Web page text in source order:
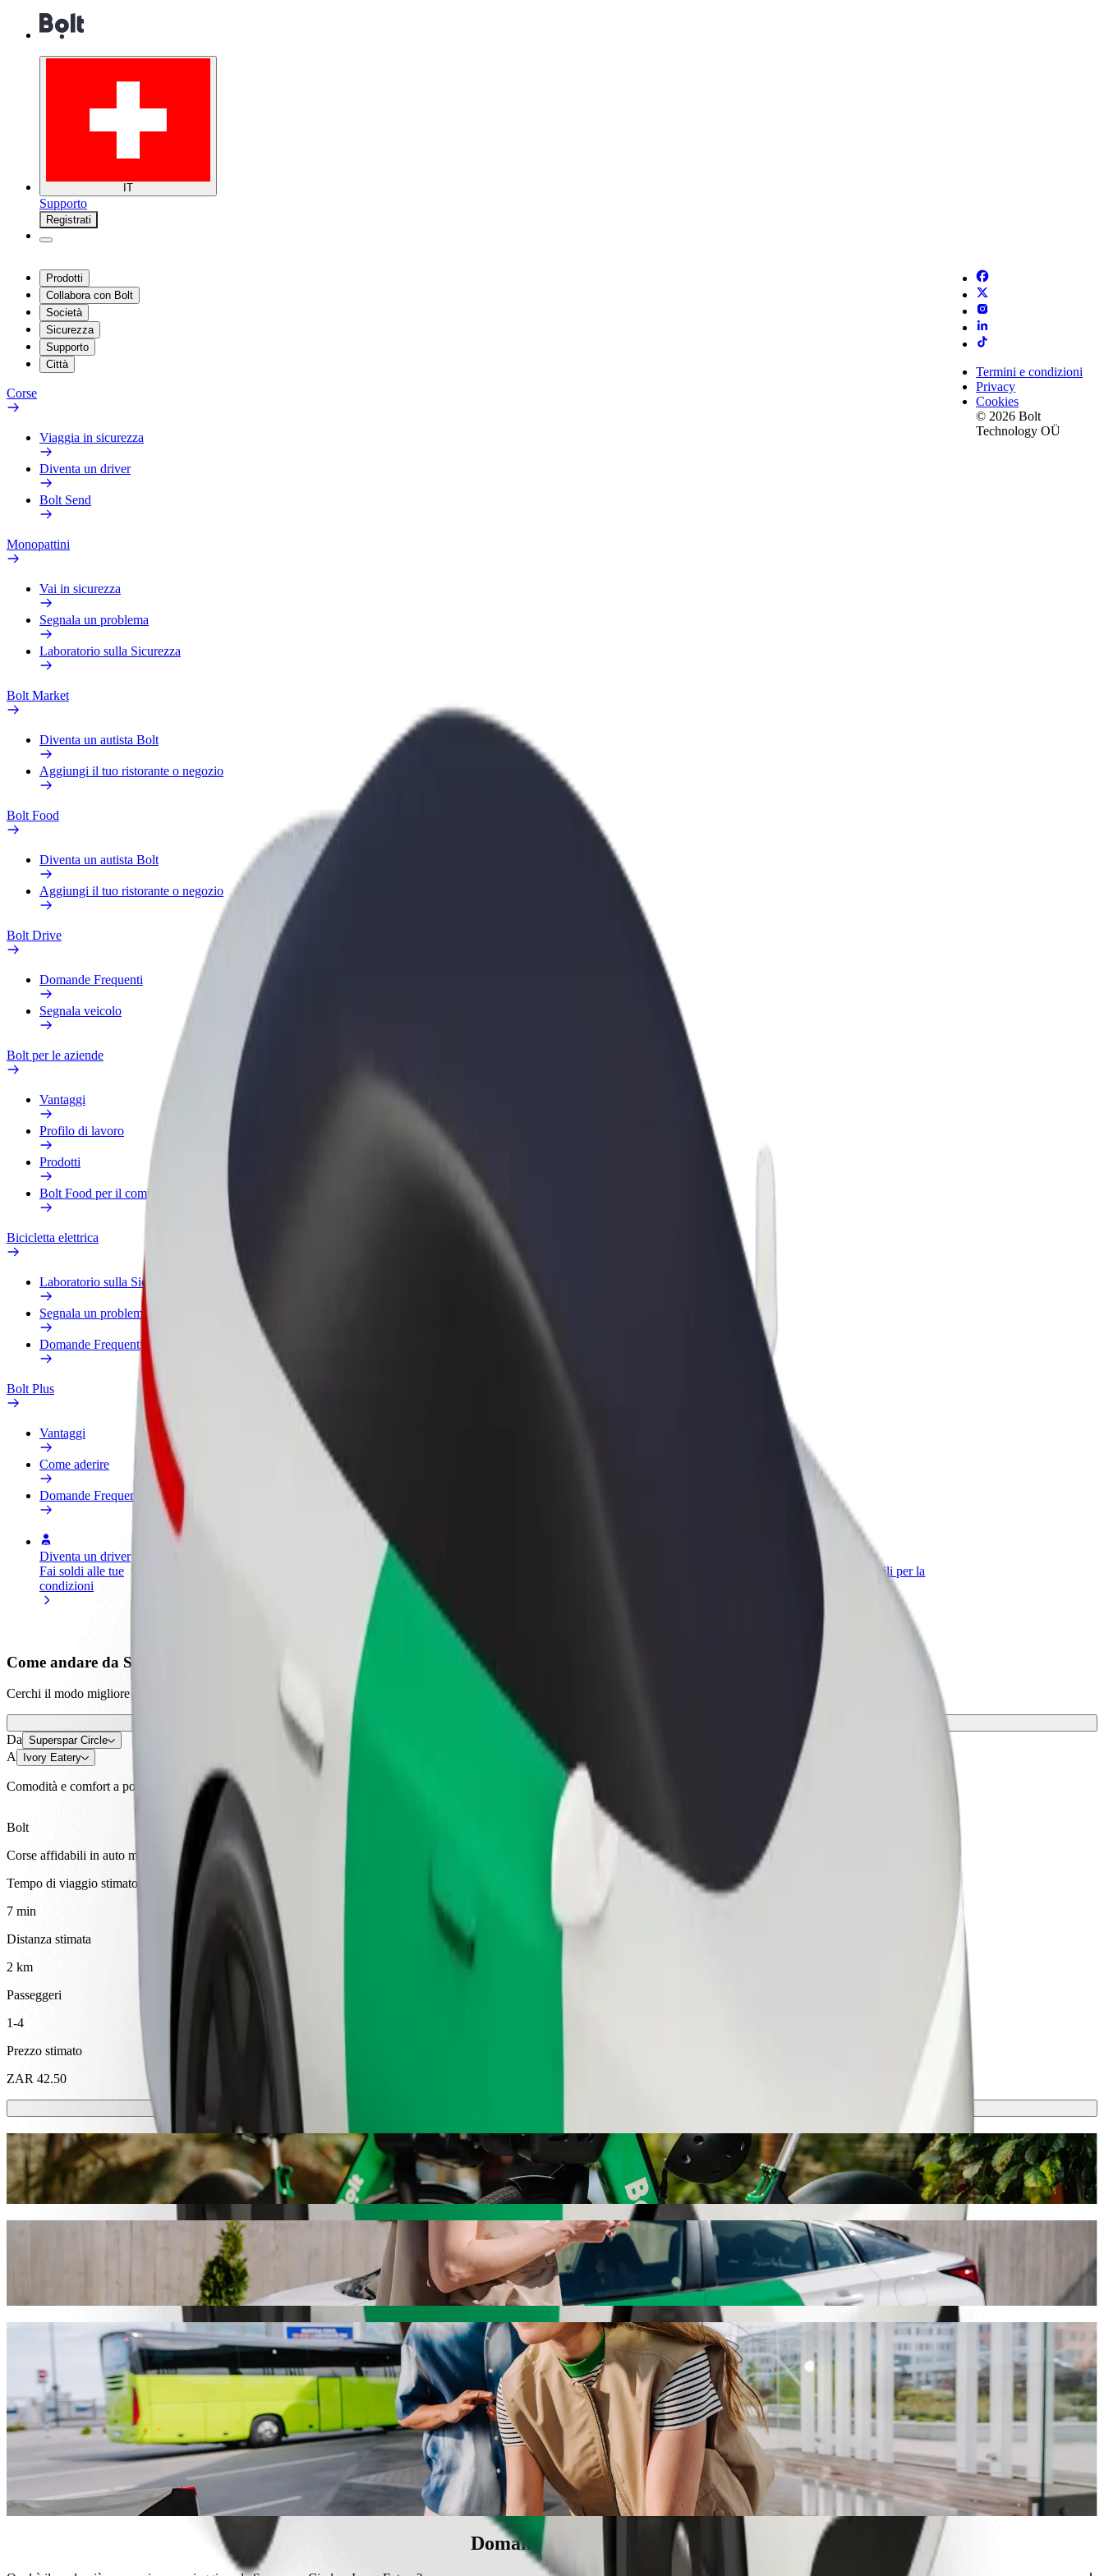
IT
Supporto
Registrati
Prodotti
Collabora con Bolt
Società
Sicurezza
Supporto
Città
Corse
Viaggia in sicurezza
Diventa un driver
Bolt Send
Monopattini
Vai in sicurezza
Segnala un problema
Laboratorio sulla Sicurezza
Bolt Market
Diventa un autista Bolt
Aggiungi il tuo ristorante o negozio
Bolt Food
Diventa un autista Bolt
Aggiungi il tuo ristorante o negozio
Bolt Drive
Domande Frequenti
Segnala veicolo
Bolt per le aziende
Vantaggi
Profilo di lavoro
Prodotti
Bolt Food per il commercio
Bicicletta elettrica
Laboratorio sulla Sicurezza
Segnala un problema
Domande Frequenti
Bolt Plus
Vantaggi
Come aderire
Domande Frequenti
Diventa un driver
Fai soldi alle tue
condizioni
Aggiungi il tuo ristorante o
negozio
Ottieni più clienti e aumenta le
vendite
Bolt per le aziende
Prodotti e servizi Bolt scalabili per la
Termini e condizioni
Privacy
Cookies
© 2026 Bolt
Technology OÜ
Come andare da Superspar Circle a Ivory Eatery
Cerchi il modo migliore per arrivare da Superspar Circle a Ivory Eatery? Esplora i nostri servizi e trova quello perfetto per il tuo viaggio.
Scarica l'app
Da Superspar Circle
A Ivory Eatery
Comodità e comfort a portata di clic!
Bolt
Corse affidabili in auto medie di uso quotidiano.
Tempo di viaggio stimato
7 min
Distanza stimata
2 km
Passeggeri
1-4
Prezzo stimato
ZAR 42.50
Monopattini o biciclette elettriche
Spostati a Mthatha con monopattini o biciclette elettriche
Scarica l'app Bolt
Vai da Superspar Circle a Ivory Eatery con il servizio di chiamata Bolt
Ti consigliamo di scegliere il servizio di chiamata Bolt se cerchi il miglior prezzo per raggiungere Ivory Eatery. Con Bolt, questo viaggio durerà circa 7 min e costerà circa ZAR 38.90 ZAR. Qualunque sia
l'occasione, troveremo il veicolo perfetto per te.
Servizi Bolt per andare da Superspar Circle a Ivory Eatery
Tanti bagagli? Prenota i nostri furgoni XL per un massimo di 6 persone.
Vuoi arrivare con stile? Prova le auto premium di Bolt.
Viaggi con bambini? Ordina una corsa adatta ai bambini con seggiolino.
Il tuo animale domestico viene con te? Prova le nostre corse pet-friendly.
Hai bisogno di assistenza extra? La nostra categoria assist offre veicoli accessibili in sedia a rotelle (WAV).
Corse convenienti? Goditi auto compatte a un prezzo più basso con Bolt basic.
Scarica l'app Bolt
Domande frequenti